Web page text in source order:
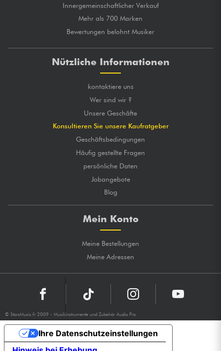
Innergemeinschaftlicher Verkauf
Mehr als 700 Marken
Bewertungen belohnt Musiker
Nützliche Informationen
kontaktiere uns
Wer sind wir ?
Unsere Geschäfte
Konsultieren Sie unsere Kaufratgeber
Geschäftsbedingungen
Häufig gestellte Fragen
persönliche Daten
Jobangebote
Blog
Mein Konto
Meine Bestellungen
Meine Adressen
© StarsMusic.fr 2009 - Musikinstrumente und Zubehör Audio Pro
Ihre Datenschutzeinstellungen